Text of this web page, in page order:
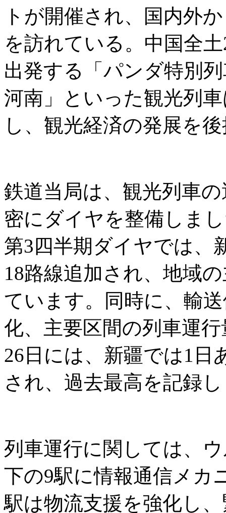
トが開催され、国内外
を訪れている。中国全
出発する「パンダ特別
河南」といった観光列
し、観光経済の発展を
鉄道当局は、観光列車
密にダイヤを整備しま
第3四半期ダイヤでは、
18路線追加され、地域
ています。同時に、輸
化、主要区間の列車運
26日には、新疆では1日
され、過去最高を記録
列車運行に関しては、
下の9駅に情報通信メカ
駅は物流支援を強化し